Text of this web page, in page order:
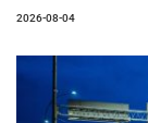
2026-08-04